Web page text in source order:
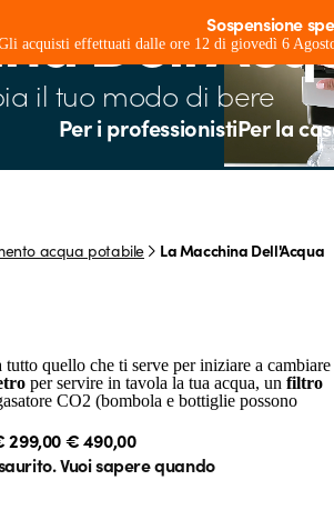
Sospensione
acquisti effettuati dalle ore 12 di giovedì 6
Per i professionistiPer la
il tuo modo di bere
acqua potabile La Macchina Dell'Acqua
quello che ti serve per iniziare a cambiare
per servire in tavola la tua acqua, un filtro
CO2 (bombola e bottiglie possono
299,00€ 490,00
Vuoi sapere quando